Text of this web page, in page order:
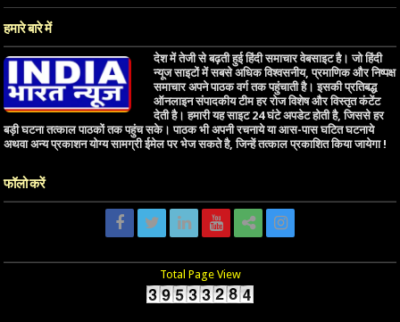
हमारे बारे में
देश में तेजी से बढ़ती हुई हिंदी समाचार वेबसाइट है। जो हिंदी
न्यूज साइटों में सबसे अधिक विश्वसनीय, प्रमाणिक और निष्पक्ष
समाचार अपने पाठक वर्ग तक पहुंचाती है। इसकी प्रतिबद्ध
ऑनलाइन संपादकीय टीम हर रोज विशेष और विस्तृत कंटेंट
देती है। हमारी यह साइट 24 घंटे अपडेट होती है, जिससे हर
बड़ी घटना तत्काल पाठकों तक पहुंच सके। पाठक भी अपनी रचनाये या आस-पास घटित घटनाये
अथवा अन्य प्रकाशन योग्य सामग्री ईमेल पर भेज सकते है, जिन्हें तत्काल प्रकाशित किया जायेगा !
फॉलो करें
Total Page View